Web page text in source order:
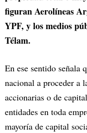
figuran Aerolíneas
YPF, y los medios
Télam.
En ese sentido señala
nacional a proceder a
accionarias o de
entidades en toda
mayoría de capital